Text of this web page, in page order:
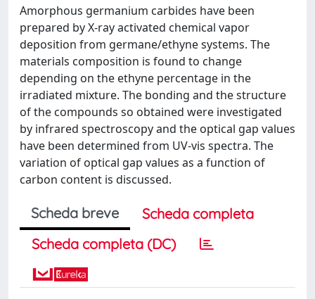
Amorphous germanium carbides have been
prepared by X-ray activated chemical vapor
deposition from germane/ethyne systems. The
materials composition is found to change
depending on the ethyne percentage in the
irradiated mixture. The bonding and the structure
of the compounds so obtained were investigated
by infrared spectroscopy and the optical gap values
have been determined from UV-vis spectra. The
variation of optical gap values as a function of
carbon content is discussed.
Scheda breve
Scheda completa
Scheda completa (DC)